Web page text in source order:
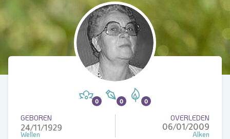
GEBOREN
Wellen
OVERLEDEN
06/01/2009
Alken